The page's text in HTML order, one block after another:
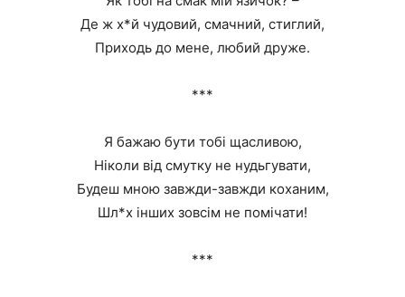
Де ж х*й чудовий, смачний, стиглий,
Приходь до мене, любий друже.
***
Я бажаю бути тобі щасливою,
Ніколи від смутку не нудьгувати,
Будеш мною завжди-завжди коханим,
Шл*х інших зовсім не помічати!
***